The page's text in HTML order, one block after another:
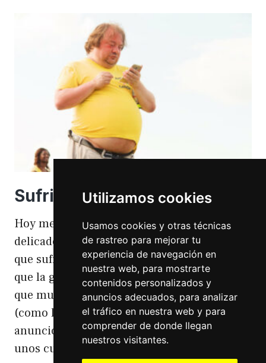
Utilizamos cookies
Usamos cookies y otras técnicas
de rastreo para mejorar tu
experiencia de navegación en
nuestra web, para mostrarte
contenidos personalizados y
anuncios adecuados, para analizar
el tráfico en nuestra web y para
comprender de donde llegan
nuestros visitantes.
matará
a
la
creatividad
Sufriendo la gordofobia
Hoy me apetece hablar de un temita
delicado. Hoy hablo de gordofobia. Una cosa
que sufro día si día también. Gordofobia Y es
que la gordofobia es algo que existe. Algo
que muchas personas sufrimos en silencio
(como las hemorroides, al igual que en el
anuncio). Nos están vendiendo siempre
unos cuerpos normativos y en…